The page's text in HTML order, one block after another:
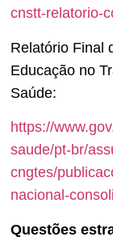
cnstt-relatorio-
Relatório Final
Educação no
Saúde:
https://
saude/pt-br/
cngtes/
nacional-
Questões